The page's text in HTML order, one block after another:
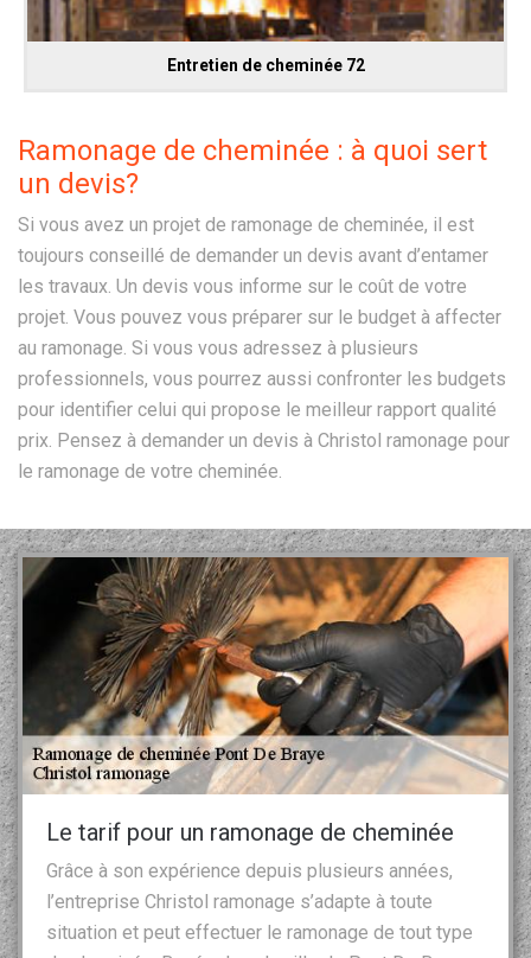
Entretien de cheminée 72
Ramonage de cheminée : à quoi sert
un devis?
Si vous avez un projet de ramonage de cheminée, il est
toujours conseillé de demander un devis avant d’entamer
les travaux. Un devis vous informe sur le coût de votre
projet. Vous pouvez vous préparer sur le budget à affecter
au ramonage. Si vous vous adressez à plusieurs
professionnels, vous pourrez aussi confronter les budgets
pour identifier celui qui propose le meilleur rapport qualité
prix. Pensez à demander un devis à Christol ramonage pour
le ramonage de votre cheminée.
Le tarif pour un ramonage de cheminée
Grâce à son expérience depuis plusieurs années,
l’entreprise Christol ramonage s’adapte à toute
situation et peut effectuer le ramonage de tout type